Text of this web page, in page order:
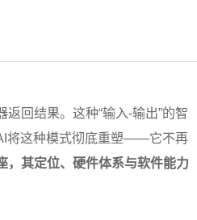
回结果。这种“输入-输出”的智
将这种模式彻底重塑——它不再
，其定位、硬件体系与软件能力